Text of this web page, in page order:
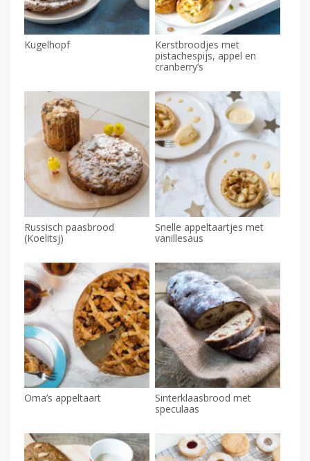
Kugelhopf
Kerstbroodjes met
pistachespijs, appel en
cranberry’s
Russisch paasbrood
(Koelitsj)
Snelle appeltaartjes met
vanillesaus
Oma’s appeltaart
Sinterklaasbrood met
speculaas